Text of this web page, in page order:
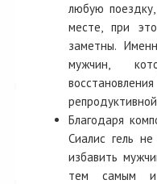
любую
месте, при
заметны.
мужчин,
Благодаря
Сиалис гель
избавить
тем самым и